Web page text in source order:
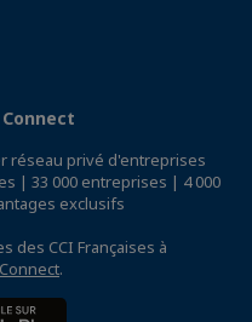
réseau privé d'entreprises
| 33 000 entreprises | 4 000
exclusifs
des CCI Françaises à
.